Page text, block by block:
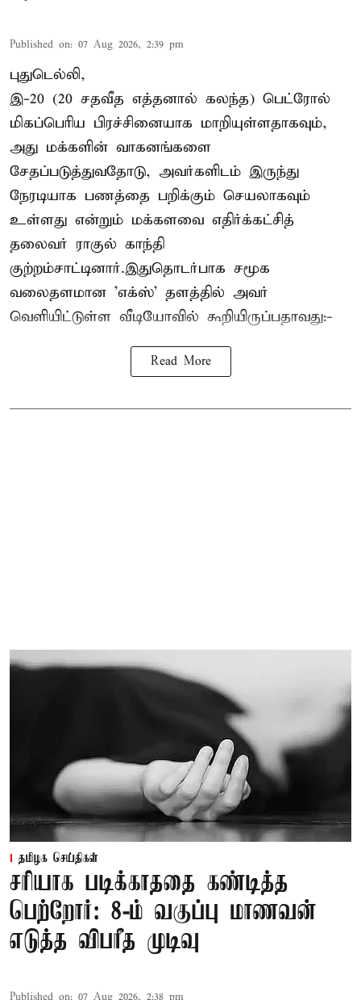
Published on: 07 Aug 2026, 2:39 pm
புதுடெல்லி,
இ-20 (20 சதவீத எத்தனால் கலந்த) பெட்ரோல்
மிகப்பெரிய பிரச்சினையாக மாறியுள்ளதாகவும்,
அது மக்களின் வாகனங்களை
சேதப்படுத்துவதோடு, அவர்களிடம் இருந்து
நேரடியாக பணத்தை பறிக்கும் செயலாகவும்
உள்ளது என்றும் மக்களவை எதிர்க்கட்சித்
தலைவர் ராகுல் காந்தி
குற்றம்சாட்டினார்.இதுதொடர்பாக சமூக
வலைதளமான 'எக்ஸ்' தளத்தில் அவர்
வெளியிட்டுள்ள வீடியோவில் கூறியிருப்பதாவது:-
Read More
தமிழக செய்திகள்
சரியாக படிக்காததை கண்டித்த
பெற்றோர்: 8-ம் வகுப்பு மாணவன்
எடுத்த விபரீத முடிவு